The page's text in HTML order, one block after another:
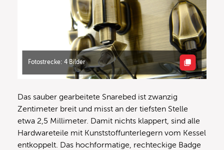
Fotostrecke: 4 Bilder
Das sauber gearbeitete Snarebed ist zwanzig
Zentimeter breit und misst an der tiefsten Stelle
etwa 2,5 Millimeter. Damit nichts klappert, sind alle
Hardwareteile mit Kunststoffunterlegern vom Kessel
entkoppelt. Das hochformatige, rechteckige Badge